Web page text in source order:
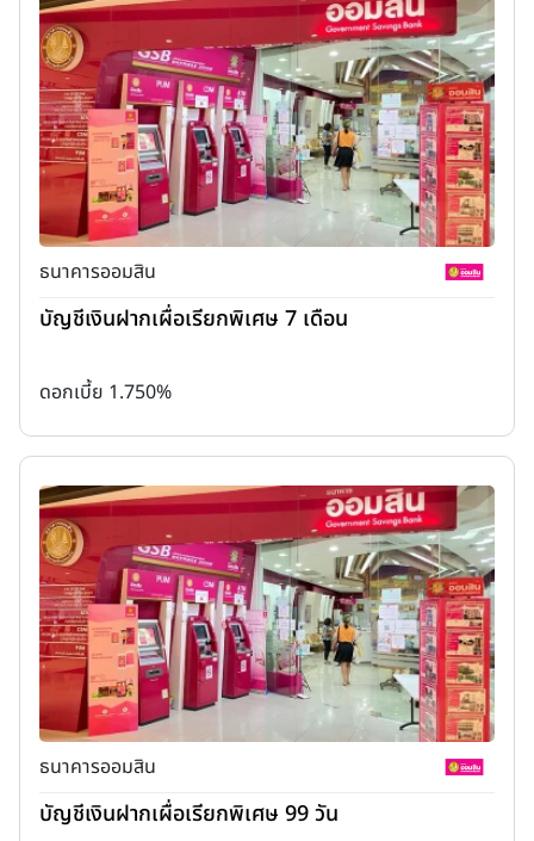
ธนาคารออมสิน
บัญชีเงินฝากเผื่อเรียกพิเศษ 7 เดือน
ดอกเบี้ย 1.750%
ธนาคารออมสิน
บัญชีเงินฝากเผื่อเรียกพิเศษ 99 วัน